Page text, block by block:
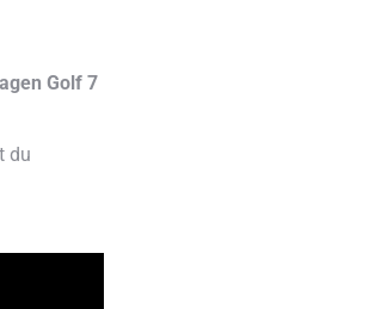
Golf 7
du